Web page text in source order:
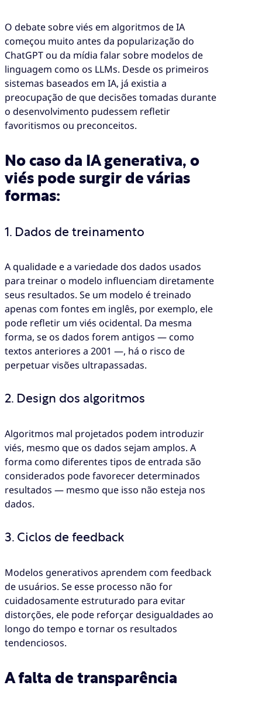
O debate sobre viés em algoritmos de IA
começou muito antes da popularização do
ChatGPT ou da mídia falar sobre modelos de
linguagem como os LLMs. Desde os primeiros
sistemas baseados em IA, já existia a
preocupação de que decisões tomadas durante
o desenvolvimento pudessem refletir
favoritismos ou preconceitos.
No caso da IA generativa, o
viés pode surgir de várias
formas:
1. Dados de treinamento
A qualidade e a variedade dos dados usados
para treinar o modelo influenciam diretamente
seus resultados. Se um modelo é treinado
apenas com fontes em inglês, por exemplo, ele
pode refletir um viés ocidental. Da mesma
forma, se os dados forem antigos — como
textos anteriores a 2001 —, há o risco de
perpetuar visões ultrapassadas.
2. Design dos algoritmos
Algoritmos mal projetados podem introduzir
viés, mesmo que os dados sejam amplos. A
forma como diferentes tipos de entrada são
considerados pode favorecer determinados
resultados — mesmo que isso não esteja nos
dados.
3. Ciclos de feedback
Modelos generativos aprendem com feedback
de usuários. Se esse processo não for
cuidadosamente estruturado para evitar
distorções, ele pode reforçar desigualdades ao
longo do tempo e tornar os resultados
tendenciosos.
A falta de transparência